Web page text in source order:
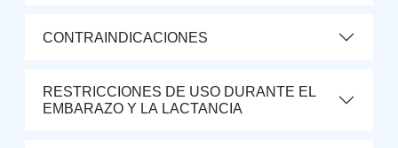
CONTRAINDICACIONES
RESTRICCIONES DE USO DURANTE EL
EMBARAZO Y LA LACTANCIA